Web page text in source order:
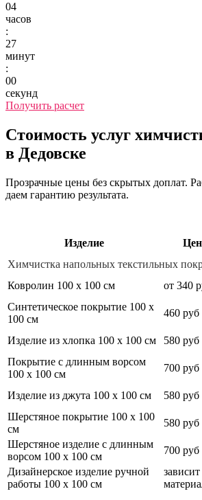
04
часов
:
27
минут
:
00
секунд
Получить расчет
Стоимость услуг
в Дедовске
Прозрачные цены без скрытых доплат.
даем гарантию результата.
Изделие
Химчистка напольных текстильных
Ковролин 100 х 100 см
от 340
Синтетическое покрытие 100 х
100 см
460 руб
Изделие из хлопка 100 х 100 см
580 руб
Покрытие с длинным ворсом
100 х 100 см
700 руб
Изделие из джута 100 х 100 см
580 руб
Шерстяное покрытие 100 х 100
см
580 руб
Шерстяное изделие с длинным
ворсом 100 х 100 см
700 руб
Дизайнерское изделие ручной
работы 100 х 100 см
зависит